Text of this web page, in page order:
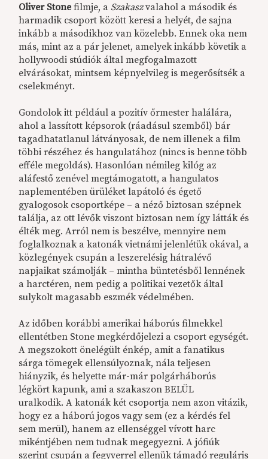
Oliver Stonefilmje, a Szakaszvalahol a második és
harmadik csoport között keresi a helyét, de sajna
inkább a másodikhoz van közelebb. Ennek oka nem
más, mint az a pár jelenet, amelyek inkább követik a
hollywoodi stúdiók által megfogalmazott
elvárásokat, mintsem képnyelvileg is megerősítsék a
cselekményt.
Gondolok itt például a pozitív őrmester halálára,
ahol a lassított képsorok (ráadásul szemből) bár
tagadhatatlanul látványosak, de nem illenek a film
többi részéhez és hangulatához (nincs is benne több
efféle megoldás). Hasonlóan némileg kilóg az
aláfestő zenével megtámogatott, a hangulatos
naplementében ürüléket lapátoló és égető
gyalogosok csoportképe – a néző biztosan szépnek
találja, az ott lévők viszont biztosan nem így látták és
élték meg. Arról nem is beszélve, mennyire nem
foglalkoznak a katonák vietnámi jelenlétük okával, a
közlegények csupán a leszerelésig hátralévő
napjaikat számolják – mintha büntetésből lennének
a harctéren, nem pedig a politikai vezetők által
sulykolt magasabb eszmék védelmében.
Az időben korábbi amerikai háborús filmekkel
ellentétben Stone megkérdőjelezi a csoport egységét.
A megszokott önelégült énkép, amit a fanatikus
sárga tömegek ellensúlyoznak, nála teljesen
hiányzik, és helyette már-már polgárháborús
légkört kapunk, ami a szakaszon BELÜL
uralkodik. A katonák két csoportja nem azon vitázik,
hogy ez a háború jogos vagy sem (ez a kérdés fel
sem merül), hanem az ellenséggel vívott harc
mikéntjében nem tudnak megegyezni. A jófiúk
szerint csupán a fegyverrel ellenük támadó reguláris